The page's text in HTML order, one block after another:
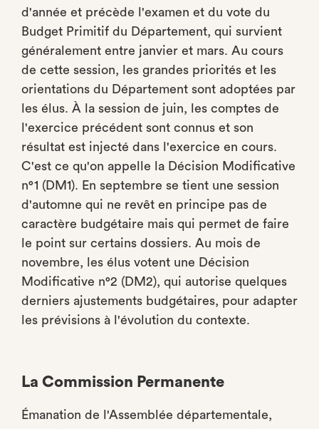
d'année et précède l'examen et du vote du
Budget Primitif du Département, qui survient
généralement entre janvier et mars. Au cours
de cette session, les grandes priorités et les
orientations du Département sont adoptées par
les élus. À la session de juin, les comptes de
l'exercice précédent sont connus et son
résultat est injecté dans l'exercice en cours.
C'est ce qu'on appelle la Décision Modificative
n°1 (DM1). En septembre se tient une session
d'automne qui ne revêt en principe pas de
caractère budgétaire mais qui permet de faire
le point sur certains dossiers. Au mois de
novembre, les élus votent une Décision
Modificative n°2 (DM2), qui autorise quelques
derniers ajustements budgétaires, pour adapter
les prévisions à l'évolution du contexte.
La Commission Permanente
Émanation de l'Assemblée départementale,